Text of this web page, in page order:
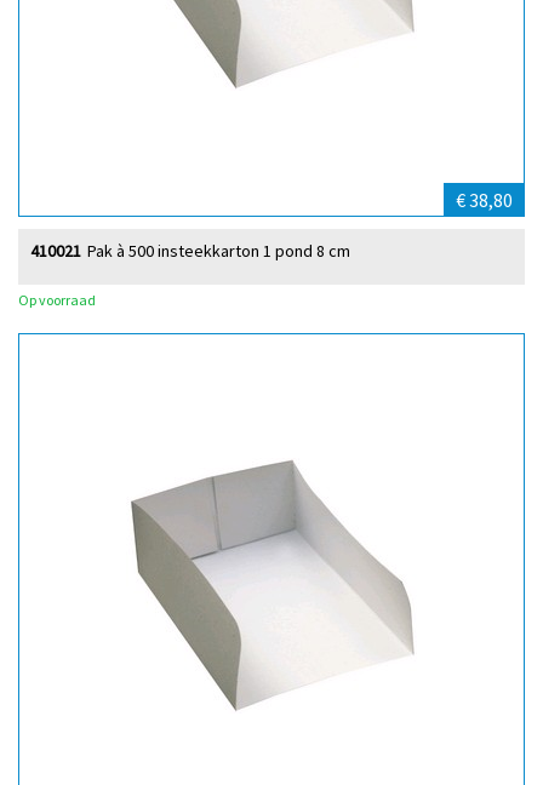
€ 38,80
Pak à 500 insteekkarton 1 pond 8 cm
410021
Op voorraad